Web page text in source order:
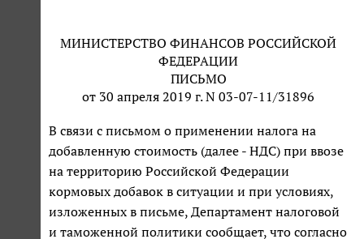
МИНИСТЕРСТВО ФИНАНСОВ РОССИЙСКОЙ
ФЕДЕРАЦИИ
ПИСЬМО
от 30 апреля 2019 г. N 03-07-11/31896
В связи с письмом о применении налога на
добавленную стоимость (далее - НДС) при ввозе
на территорию Российской Федерации
кормовых добавок в ситуации и при условиях,
изложенных в письме, Департамент налоговой
и таможенной политики сообщает, что согласно